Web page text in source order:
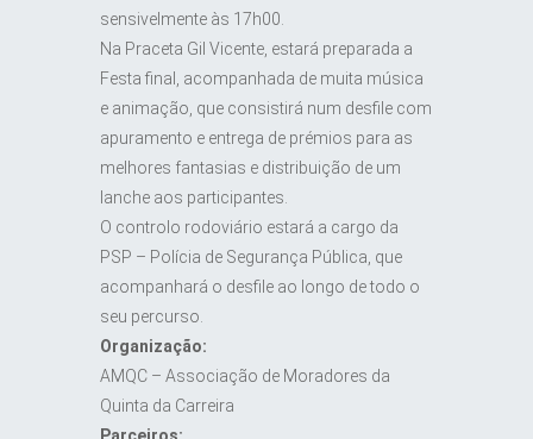
sensivelmente às 17h00.
Na Praceta Gil Vicente, estará preparada a
Festa final, acompanhada de muita música
e animação, que consistirá num desfile com
apuramento e entrega de prémios para as
melhores fantasias e distribuição de um
lanche aos participantes.
O controlo rodoviário estará a cargo da
PSP – Polícia de Segurança Pública, que
acompanhará o desfile ao longo de todo o
seu percurso.
Organização:
AMQC – Associação de Moradores da
Quinta da Carreira